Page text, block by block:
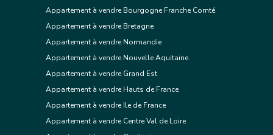
Appartement à vendre Bourgogne Franche Comté
Appartement à vendre Bretagne
Appartement à vendre Normandie
Appartement à vendre Nouvelle Aquitaine
Appartement à vendre Grand Est
Appartement à vendre Hauts de France
Appartement à vendre Ile de France
Appartement à vendre Centre Val de Loire